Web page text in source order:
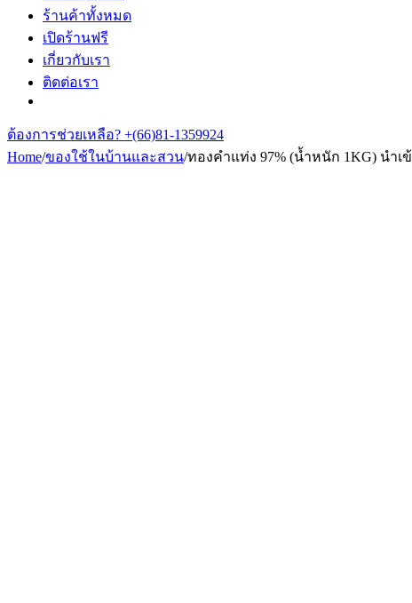
ร้านค้าทั้งหมด
เปิดร้านฟรี
เกี่ยวกับเรา
ติดต่อเรา
ต้องการช่วยเหลือ? +(66)81-1359924
Home/ของใช้ในบ้านและสวน/ทองคำแท่ง 97% (น้ำหนัก 1KG) นำเ